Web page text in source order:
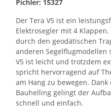
Pichler: 15327
Der Tera V5 ist ein
Elektrosegler mit 4
durch den geodätischen
anderen Segelflugmodellen
V5 ist leicht und trotzdem
spricht hervorragend auf
am Hang zu bewegen.
Bauhelling gelingt der
schnell und einfach.